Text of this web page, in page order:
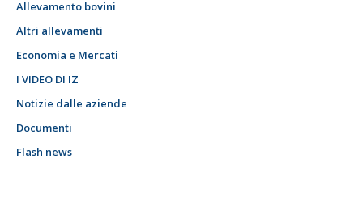
Allevamento bovini
Altri allevamenti
Economia e Mercati
I VIDEO DI IZ
Notizie dalle aziende
Documenti
Flash news